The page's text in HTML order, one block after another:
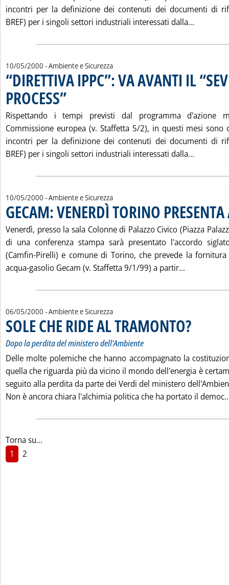
incontri per la definizione dei contenuti dei documenti di
BREF) per i singoli settori industriali interessati dalla...
10/05/2000 - Ambiente e Sicurezza
“DIRETTIVA IPPC”: VA AVANTI IL
PROCESS”. Pubblicata mercoledì 10 maggio 2000 alle 12.16.
Rispettando i tempi previsti dal programma d'azione
Commissione europea (v. Staffetta 5/2), in questi mesi sono
incontri per la definizione dei contenuti dei documenti di
BREF) per i singoli settori industriali interessati dalla...
10/05/2000 - Ambiente e Sicurezza
GECAM: VENERDÌ TORINO
Venerdì, presso la sala Colonne di Palazzo Civico (Piazza
di una conferenza stampa sarà presentato l'accordo
(Camfin-Pirelli) e comune di Torino, che prevede la
acqua-gasolio Gecam (v. Staffetta 9/1/99) a partir...
06/05/2000 - Ambiente e Sicurezza
SOLE CHE RIDE AL TRAMONTO?. Sottotitolo:
. Pubblicata
Dopo la perdita del ministero dell'Ambiente
Delle molte polemiche che hanno accompagnato la
quella che riguarda più da vicino il mondo dell'energia è
seguito alla perdita da parte dei Verdi del ministero
Non è ancora chiara l'alchimia politica che ha portato il
Torna su...
1
2